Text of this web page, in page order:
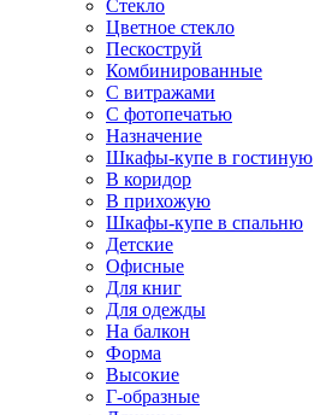
Стекло
Цветное стекло
Пескоструй
Комбинированные
С витражами
С фотопечатью
Назначение
Шкафы-купе в гостиную
В коридор
В прихожую
Шкафы-купе в спальню
Детские
Офисные
Для книг
Для одежды
На балкон
Форма
Высокие
Г-образные